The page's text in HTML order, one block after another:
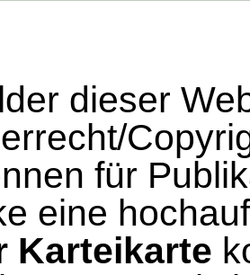
dieser
für
eine
Karteikarte